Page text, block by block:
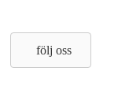
följ oss